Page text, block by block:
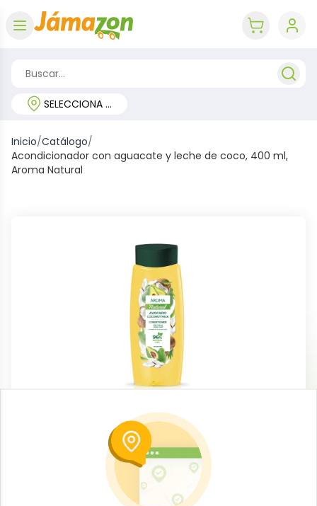
SELECCIONA TU REGIÓN
Inicio/Catálogo/
Acondicionador con aguacate y leche de coco, 400 ml,
Aroma Natural
Acondicionador con aguacate y leche
de coco, 400 ml, Aroma Natural
B-JAM-001-1751